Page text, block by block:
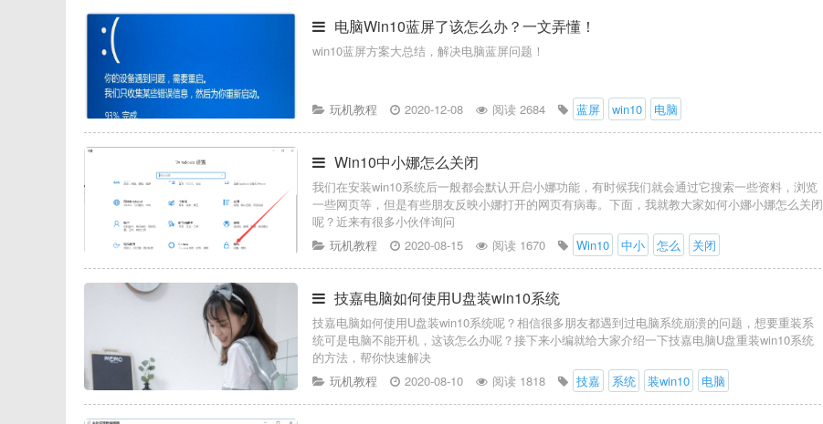
电脑Win10蓝屏了该怎么办？一文弄懂！
win10蓝屏方案大总结，解决电脑蓝屏问题！
玩机教程 2020-12-08 阅读 2684 蓝屏 win10 电脑
Win10中小娜怎么关闭
我们在安装win10系统后一般都会默认开启小娜功能，有时候我们就会通过它搜索一些资料，浏览
一些网页等，但是有些朋友反映小娜打开的网页有病毒。下面，我就教大家如何小娜小娜怎么关闭
呢？近来有很多小伙伴询问
玩机教程
2020-08-15 阅读 1670 Win10 中小 怎么 关闭
技嘉电脑如何使用U盘装win10系统
技嘉电脑如何使用U盘装win10系统呢？相信很多朋友都遇到过电脑系统崩溃的问题，想要重装系
统可是电脑不能开机，这该怎么办呢？接下来小编就给大家介绍一下技嘉电脑U盘重装win10系统
的方法，帮你快速解决
玩机教程
2020-08-10 阅读 1818 技嘉 系统 装win10 电脑